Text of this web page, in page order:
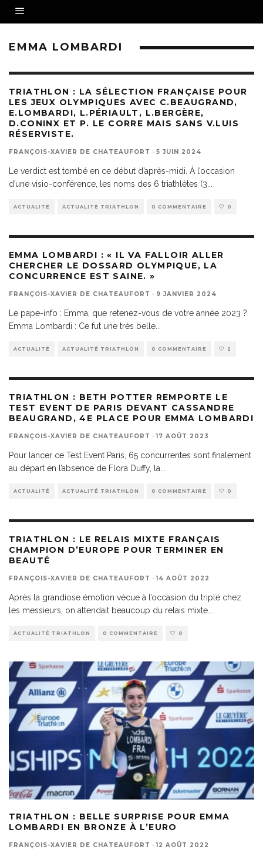
EMMA LOMBARDI
TRIATHLON : LA SÉLECTION FRANÇAISE POUR
LES JEUX OLYMPIQUES AVEC C.BEAUGRAND,
E.LOMBARDI, L.PÉRIAULT, L.BERGÈRE,
D.CONINX ET P. LE CORRE MAIS SANS V.LUIS
RÉSERVISTE.
FRANÇOIS-XAVIER DE CHATEAUFORT · 5 JUIN 2024
Le verdict est tombé en ce début d’après-midi. À l’occasion
d’une visio-conférence, les noms des 6 triathlètes (3
ACTUALITÉ ACTUALITÉ TRIATHLON 0 COMMENTAIRE 0
EMMA LOMBARDI : « IL VA FALLOIR ALLER
CHERCHER LE DOSSARD OLYMPIQUE, LA
CONCURRENCE EST SAINE. »
FRANÇOIS-XAVIER DE CHATEAUFORT · 9 JANVIER 2024
Le pape-info : Emma, que retenez-vous de votre année 2023 ?
Emma Lombardi : Ce fut une très belle
ACTUALITÉ ACTUALITÉ TRIATHLON 0 COMMENTAIRE 2
TRIATHLON : BETH POTTER REMPORTE LE
TEST EVENT DE PARIS DEVANT CASSANDRE
BEAUGRAND, 4E PLACE POUR EMMA LOMBARDI
FRANÇOIS-XAVIER DE CHATEAUFORT · 17 AOÛT 2023
Pour lancer ce Test Event Paris, 65 concurrentes sont finalement
au départ en l’absence de Flora Duffy, la
ACTUALITÉ ACTUALITÉ TRIATHLON 0 COMMENTAIRE 0
TRIATHLON : LE RELAIS MIXTE FRANÇAIS
CHAMPION D’EUROPE POUR TERMINER EN
BEAUTÉ
FRANÇOIS-XAVIER DE CHATEAUFORT · 14 AOÛT 2022
Après la grandiose émotion vécue à l’occasion du triplé chez
les messieurs, on attendait beaucoup du relais mixte
ACTUALITÉ TRIATHLON 0 COMMENTAIRE 0
TRIATHLON : BELLE SURPRISE POUR EMMA
LOMBARDI EN BRONZE À L’EURO
FRANÇOIS-XAVIER DE CHATEAUFORT · 12 AOÛT 2022